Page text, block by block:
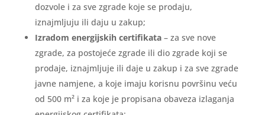
dozvole i za sve zgrade koje se prodaju,
iznajmljuju ili daju u zakup;
Izradom energijskih certifikata– za sve nove
zgrade, za postojeće zgrade ili dio zgrade koji se
prodaje, iznajmljuje ili daje u zakup i za sve zgrade
javne namjene, a koje imaju korisnu površinu veću
od 500 m² i za koje je propisana obaveza izlaganja